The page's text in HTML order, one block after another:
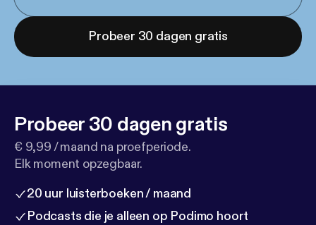
Probeer 30 dagen gratis
Probeer 30 dagen gratis
€ 9,99 / maand na proefperiode.
Elk moment opzegbaar.
20 uur luisterboeken / maand
Podcasts die je alleen op Podimo hoort